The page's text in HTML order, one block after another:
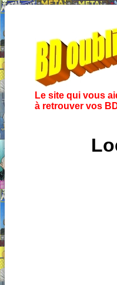
Le site qui vous
à retrouver vos